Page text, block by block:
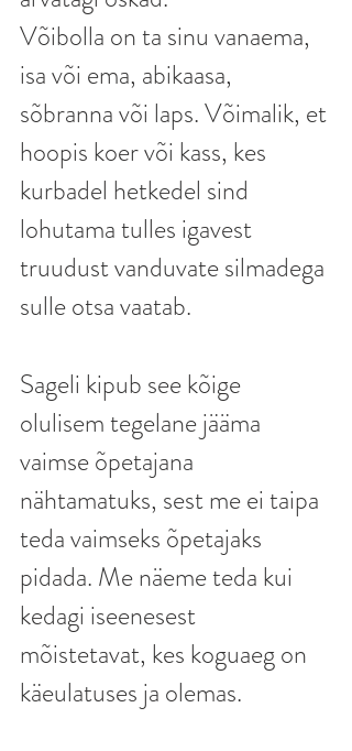
Võibolla on ta sinu vanaema,
isa või ema, abikaasa,
sõbranna või laps. Võimalik, et
hoopis koer või kass, kes
kurbadel hetkedel sind
lohutama tulles igavest
truudust vanduvate silmadega
sulle otsa vaatab.
Sageli kipub see kõige
olulisem tegelane jääma
vaimse õpetajana
nähtamatuks, sest me ei taipa
teda vaimseks õpetajaks
pidada. Me näeme teda kui
kedagi iseenesest
mõistetavat, kes koguaeg on
käeulatuses ja olemas.